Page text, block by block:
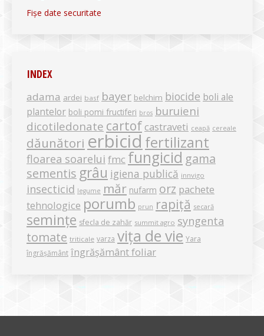
Fișe date securitate
INDEX
adama ardei basf bayer belchim biocide boli ale
plantelor boli pomi fructiferi bros buruieni
dicotiledonate cartof castraveti ceapă cereale
dăunători erbicid fertilizant
floarea soarelui fmc fungicid gama
sementis grâu igiena publică innvigo
insecticid legume măr nufarm orz pachete
tehnologice porumb prun rapiță secară
semințe sfecla de zahăr summit agro syngenta
tomate triticale varza vița de vie Yara
îngrășământ îngrășământ foliar